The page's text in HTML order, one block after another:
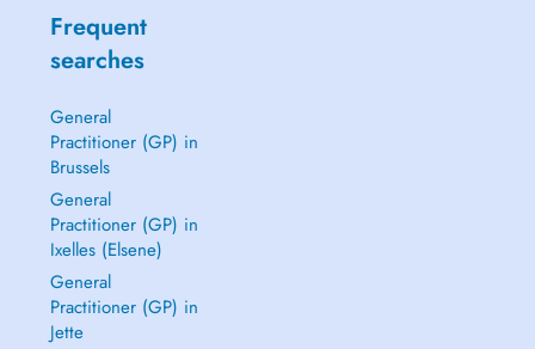
Frequent
searches
General
Practitioner (GP) in
Brussels
General
Practitioner (GP) in
Ixelles (Elsene)
General
Practitioner (GP) in
Jette